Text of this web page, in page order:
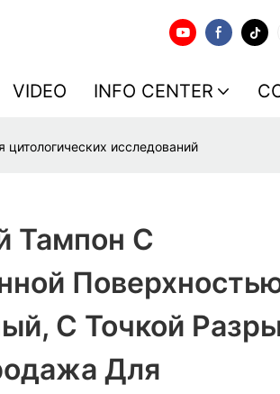
VIDEO INFO CENTER
исследований
Тампон С
С Точкой
Для